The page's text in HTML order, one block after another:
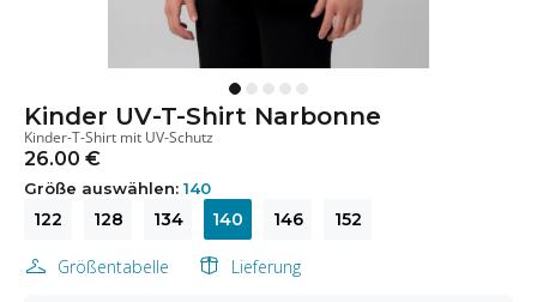
Kinder UV-T-Shirt Narbonne
Kinder-T-Shirt mit UV-Schutz
26.00 €
Größe auswählen: 140
122 128 134 140 146 152
Größentabelle Lieferung